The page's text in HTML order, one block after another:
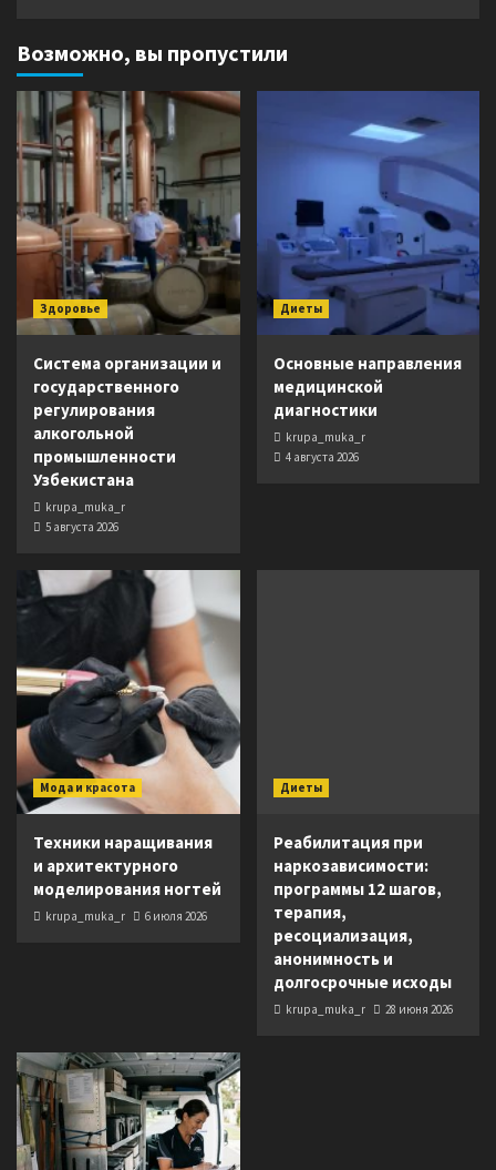
Возможно, вы пропустили
Здоровье
Система организации и
государственного
регулирования
алкогольной
промышленности
Узбекистана
krupa_muka_r
5 августа 2026
Диеты
Основные направления
медицинской
диагностики
krupa_muka_r
4 августа 2026
Мода и красота
Техники наращивания
и архитектурного
моделирования ногтей
krupa_muka_r 6 июля 2026
Диеты
Реабилитация при
наркозависимости:
программы 12 шагов,
терапия,
ресоциализация,
анонимность и
долгосрочные исходы
krupa_muka_r 28 июня 2026